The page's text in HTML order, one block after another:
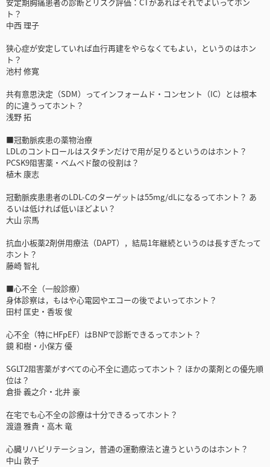
ト？
中西 理子
狭心症が安定していれば血行再建をやらなくてもよい，というのはホン
ト？
池村 修寛
共有意思決定（SDM）ってインフォームド・コンセント（IC）とは根本
的に違うってホント？
浅野 拓
■冠動脈疾患の薬物治療
LDLのコントロールはスタチンだけで用が足りるというのはホント？
PCSK9阻害薬・ベムペド酸の役割は？
植木 康志
冠動脈疾患患者のLDL-Cのターゲットは55mg/dLになるってホント？ あ
るいは低ければ低いほどよい？
大山 宗馬
抗血小板薬2剤併用療法（DAPT），結局1年継続というのは長すぎたって
ホント？
藤崎 智礼
■心不全（一般診療）
身体診察は，もはや心電図やエコーの後でよいってホント？
田村 匡史・香坂 俊
心不全（特にHFpEF）はBNPで診断できるってホント？
鏡 和樹・小保方 優
SGLT2阻害薬がすべての心不全に適応ってホント？ ほかの薬剤との優先順
位は？
倉掛 義之介・北井 豪
在宅でも心不全の診療は十分できるってホント？
渡邉 雅貴・高木 竜
心臓リハビリテーション，普通の運動療法と違うというのはホント？
中山 敦子